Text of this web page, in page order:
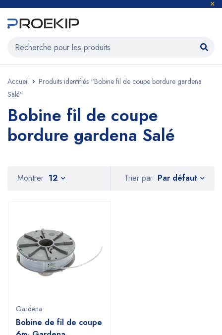
Accueil
Produits identifiés “Bobine fil de coupe bordure gardena
Salé”
Bobine fil de coupe
bordure gardena Salé
Trier par Par défaut
Montrer 12
Gardena
Bobine de fil de coupe